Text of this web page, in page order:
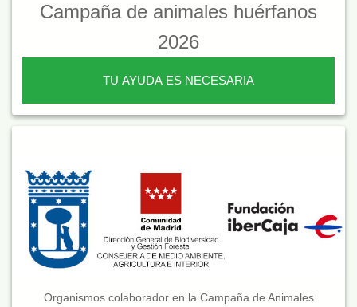
Campaña de animales huérfanos
2026
TU AYUDA ES NECESARIA
Organismos colaborador en la Campaña de Animales